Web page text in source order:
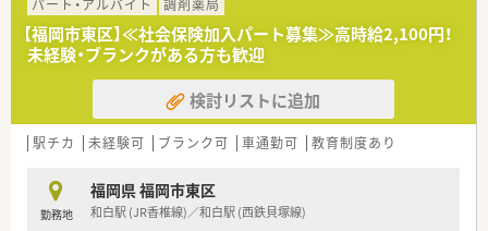
薬局運営を行っています。
■女性と子供に焦点を当てた薬局運営とクリニック開発事業を
推進しています。
■ドクターとの良好な関係を築き、地域イベントも共同で積極的
に実施しています。
■店舗内は清潔感があり、お子様連れの患者様にも配慮した明る
い内装です。
■2階には4人掛けテーブルのある休憩室が完備されており、ゆ
パート・アルバイト
調剤薬局
【福岡市東区】≪社会保険加入パート募集≫高時給2,100円！
未経験・ブランクがある方も歓迎
検討リストに追加
駅チカ 未経験可 ブランク可 車通勤可 教育制度あり
勤務地
福岡県 福岡市東区
和白駅 (JR香椎線)／和白駅 (西鉄貝塚線)